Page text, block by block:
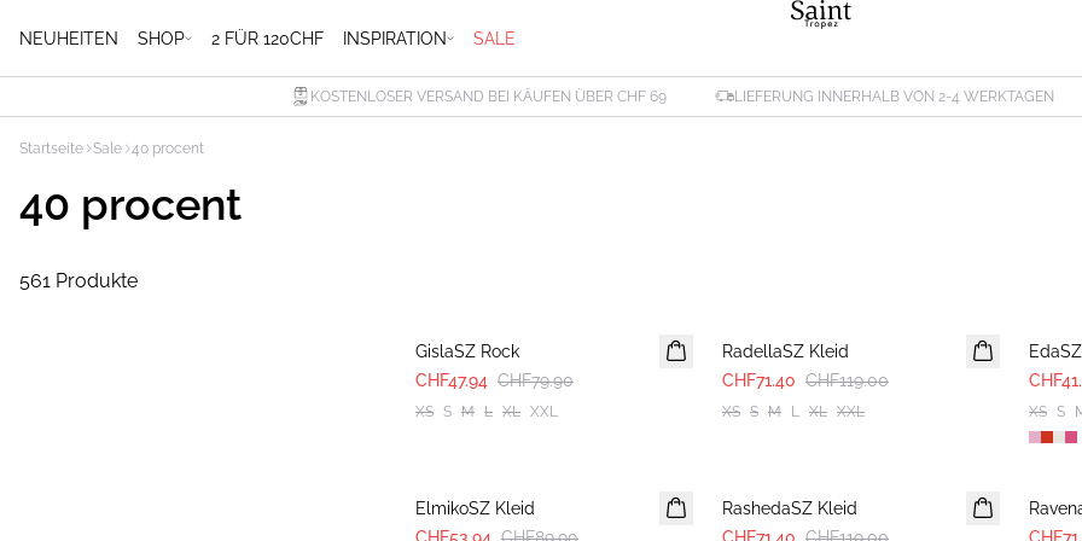
NEUHEITEN SHOP 2 FÜR 120CHF INSPIRATION SALE
KOSTENLOSER VERSAND BEI KÄUFEN ÜBER CHF 69 LIEFERUNG INNERHALB VON 2-4 WERKTAGEN
Startseite Sale 40 procent
40 procent
561 Produkte
GislaSZ Rock
CHF47.94 CHF79.90
XS S M L XL XXL
RadellaSZ Kleid
CHF71.40 CHF119.00
XS S M L XL XXL XS S
ElmikoSZ Kleid
RashedaSZ Kleid